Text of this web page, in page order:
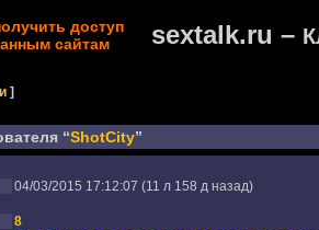
доступ
сайтам
sextalk.ru –
]
“ShotCity”
04/03/2015 17:12:07 (11 л 158 д назад)
8